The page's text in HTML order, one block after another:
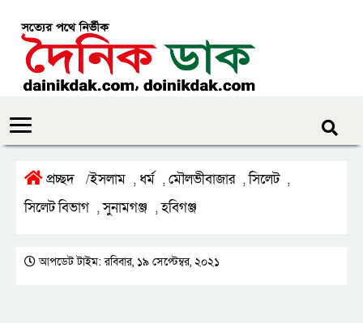
প্রচ্ছদ /ইসলাম , ধর্ম ,মৌলভীবাজার ,সিলেট ,
সিলেট বিভাগ ,সুনামগঞ্জ ,হবিগঞ্জ
আপডেট টাইম: রবিবার, ১৯ সেপ্টেম্বর, ২০২১